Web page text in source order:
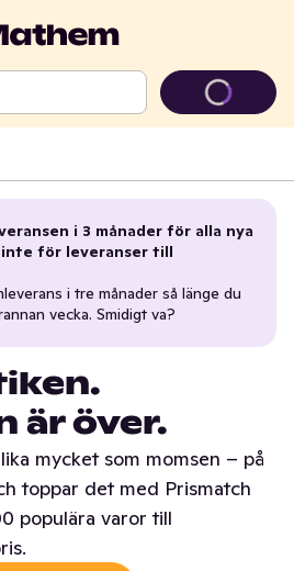
i 3 månader för alla nya
för leveranser till
i tre månader så länge du
vecka. Smidigt va?
är över.
mycket som momsen – på
toppar det med Prismatch
populära varor till